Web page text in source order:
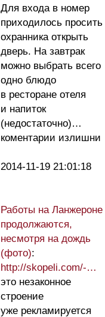
Для входа в номер
приходилось просить
охранника открыть
дверь. На завтрак
можно выбрать всего
одно блюдо
в ресторане отеля
и напиток
(недостаточно)…
коментарии излишни
2014-11-19 21:01:18
Работы на Ланжероне
продолжаются,
несмотря на дождь
(фото):
http://skopeli.com/-…
это незаконное
строение
уже рекламируется